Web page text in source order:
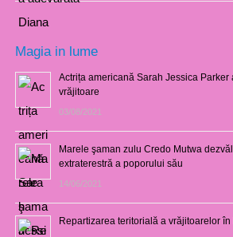
Magia in lume
Actrița americană Sarah Jessica Parker
vrăjitoare
03/08/2021
Marele şaman zulu Credo Mutwa
extraterestră a poporului său
14/06/2021
Repartizarea teritorială a vrăjitoarelor în